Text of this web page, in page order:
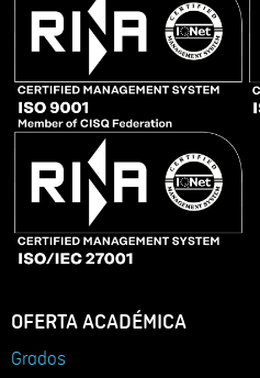
OFERTA ACADÉMICA
Grados